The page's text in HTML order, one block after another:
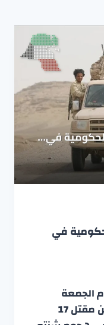
الحكومية في
الجمعة
الموافق 7 أغسطس 2026، عن مقتل 17